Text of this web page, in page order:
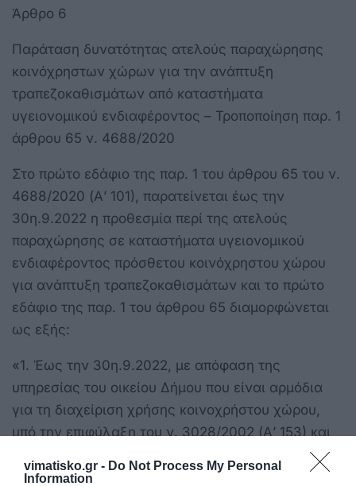
vimatisko.gr - Do Not Process My Personal
Information
Άρθρο 6
Παράταση δυνατότητας ατελούς παραχώρησης
κοινόχρηστων χώρων για την ανάπτυξη
τραπεζοκαθισμάτων από καταστήματα
υγειονομικού ενδιαφέροντος – Τροποποίηση παρ. 1
άρθρου 65 ν. 4688/2020
Στο πρώτο εδάφιο της παρ. 1 του άρθρου 65 του ν.
4688/2020 (Α’ 101), παρατείνεται έως την
30η.9.2022 η προθεσμία περί της ατελούς
παραχώρησης σε καταστήματα υγειονομικού
ενδιαφέροντος πρόσθετου κοινόχρηστου χώρου
για ανάπτυξη τραπεζοκαθισμάτων και το πρώτο
εδάφιο της παρ. 1 του άρθρου 65 διαμορφώνεται
ως εξής:
«1. Έως την 30η.9.2022, με απόφαση της
υπηρεσίας του οικείου Δήμου που είναι αρμόδια
για τη διαχείριση χρήσης κοινοχρήστου χώρου,
υπό την επιφύλαξη του ν. 3028/2002 (Α’ 153) και
κατά παρέκκλιση κάθε άλλης διάταξης, δύναται
να παραχωρείται ατελώς, πέραν του